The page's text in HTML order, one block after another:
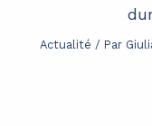
Actualité / Par